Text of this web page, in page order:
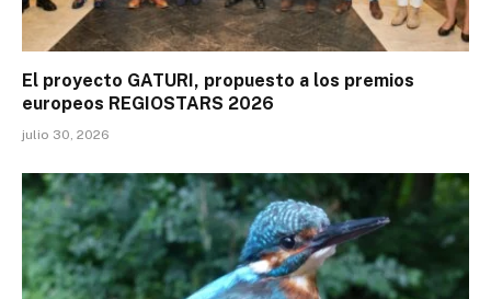
El proyecto GATURI, propuesto a los premios
europeos REGIOSTARS 2026
julio 30, 2026